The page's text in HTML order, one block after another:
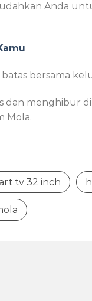
Anda
bersama
dan menghibur
Mola.
tv 32 inch